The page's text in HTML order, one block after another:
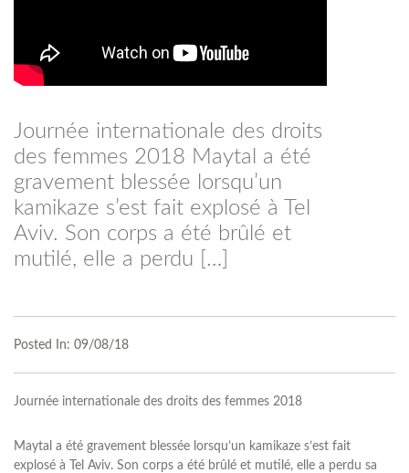
Journée internationale des droits
des femmes 2018 Maytal a été
gravement blessée lorsqu’un
kamikaze s’est fait explosé à Tel
Aviv. Son corps a été brûlé et
mutilé, elle a perdu […]
Posted In: 09/08/18
Journée internationale des droits des femmes 2018
Maytal a été gravement blessée lorsqu’un kamikaze s’est fait
explosé à Tel Aviv. Son corps a été brûlé et mutilé, elle a perdu sa